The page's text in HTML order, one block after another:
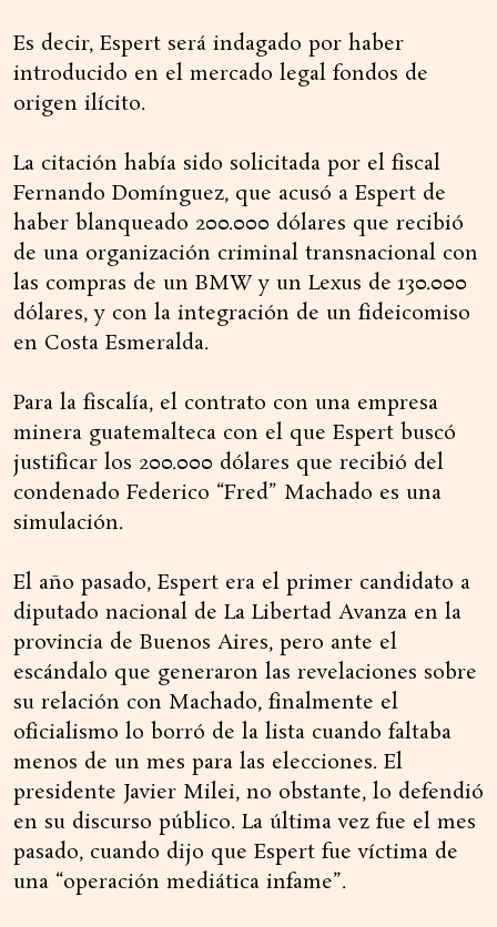
Es decir, Espert será indagado por haber
introducido en el mercado legal fondos de
origen ilícito.
La citación había sido solicitada por el fiscal
Fernando Domínguez, que acusó a Espert de
haber blanqueado 200.000 dólares que recibió
de una organización criminal transnacional con
las compras de un BMW y un Lexus de 130.000
dólares, y con la integración de un fideicomiso
en Costa Esmeralda.
Para la fiscalía, el contrato con una empresa
minera guatemalteca con el que Espert buscó
justificar los 200.000 dólares que recibió del
condenado Federico “Fred” Machado es una
simulación.
El año pasado, Espert era el primer candidato a
diputado nacional de La Libertad Avanza en la
provincia de Buenos Aires, pero ante el
escándalo que generaron las revelaciones sobre
su relación con Machado, finalmente el
oficialismo lo borró de la lista cuando faltaba
menos de un mes para las elecciones. El
presidente Javier Milei, no obstante, lo defendió
en su discurso público. La última vez fue el mes
pasado, cuando dijo que Espert fue víctima de
una “operación mediática infame”.